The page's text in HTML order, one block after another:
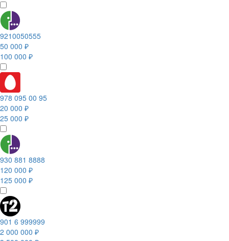
9210050555
50 000 ₽
100 000 ₽
978 095 00 95
20 000 ₽
25 000 ₽
930 881 8888
120 000 ₽
125 000 ₽
901 6 999999
2 000 000 ₽